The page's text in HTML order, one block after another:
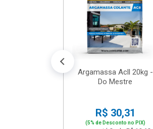
Argamassa Acll 20kg -
Do Mestre
R$ 30,31
(5% de Desconto no PIX)